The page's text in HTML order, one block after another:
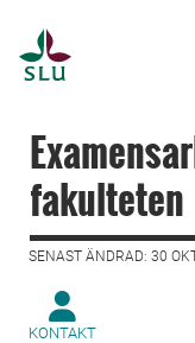
fakulteten
SENAST ÄNDRAD: 30
KONTAKT